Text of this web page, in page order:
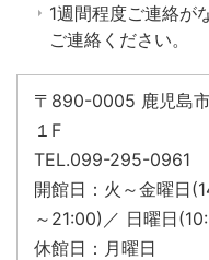
1週間程度ご連絡が
ご連絡ください。
〒890-0005 鹿児島
１F
TEL.099-295-0961
開館日：火～金曜日
～21:00)／ 日曜日
休館日：月曜日